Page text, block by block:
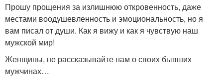
Прошу прощения за излишнюю откровенность, даже
местами воодушевленность и эмоциональность, но я
вам писал от души. Как я вижу и как я чувствую наш
мужской мир!
Женщины, не рассказывайте нам о своих бывших
мужчинах…